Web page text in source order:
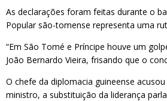
As declarações foram feitas durante o
Popular são-tomense representa uma
“Em São Tomé e Príncipe houve um
João Bernardo Vieira, frisando que o
O chefe da diplomacia guineense
ministro, a substituição da liderança